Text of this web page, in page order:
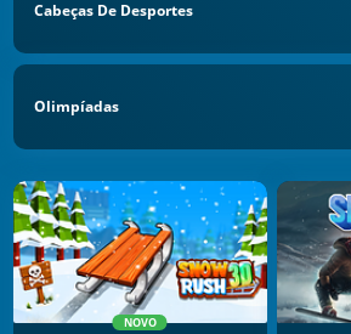
Cabeças De Desportes
Olimpíadas
NOVO